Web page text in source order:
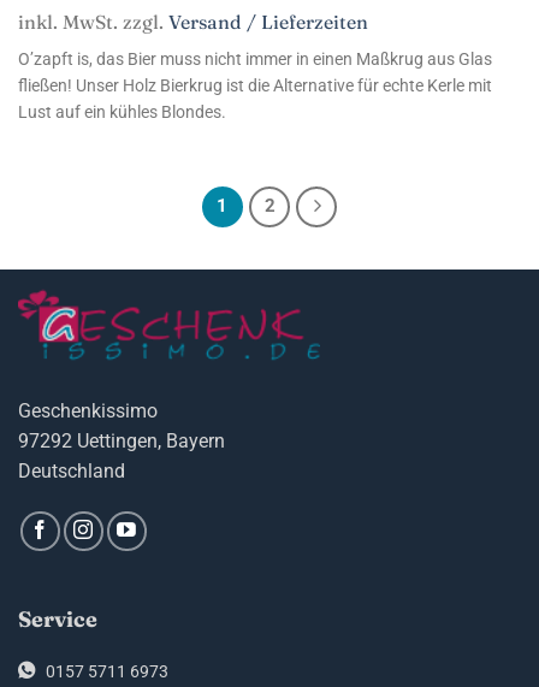
inkl. MwSt. zzgl. Versand / Lieferzeiten
O’zapft is, das Bier muss nicht immer in einen Maßkrug aus Glas
fließen! Unser Holz Bierkrug ist die Alternative für echte Kerle mit
Lust auf ein kühles Blondes.
1 2
Geschenkissimo
97292 Uettingen, Bayern
Deutschland
Service
0157 5711 6973